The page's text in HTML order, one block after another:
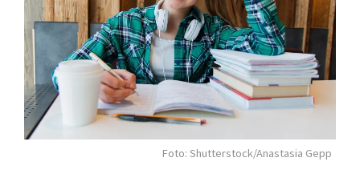
Foto: Shutterstock/Anastasia Gepp